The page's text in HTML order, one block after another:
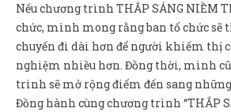
Nếu chương trình THẮP SÁNG NIỀM
chức, mình mong rằng ban tổ chức sẽ
chuyến đi dài hơn để người khiếm thị
nghiệm nhiều hơn. Đồng thời, mình
trình sẽ mở rộng điểm đến sang
Đồng hành cùng chương trình “THẮP